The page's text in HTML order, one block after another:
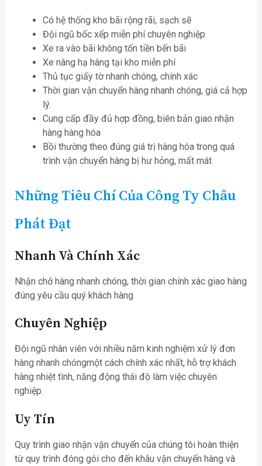
Có hệ thống kho bãi rộng rãi, sạch sẽ
Đội ngũ bốc xếp miễn phí chuyên nghiệp
Xe ra vào bãi không tốn tiền bến bãi
Xe nâng hạ hàng tại kho miễn phí
Thủ tục giấy tờ nhanh chóng, chính xác
Thời gian vận chuyển hàng nhanh chóng, giá cả hợp
lý.
Cung cấp đầy đủ hợp đồng, biên bản giao nhận
hàng hàng hóa
Bồi thường theo đúng giá trị hàng hóa trong quá
trình vận chuyển hàng bị hư hỏng, mất mát
Những Tiêu Chí Của Công Ty Châu
Phát Đạt
Nhanh Và Chính Xác
Nhận chở hàng nhanh chóng, thời gian chính xác giao hàng
đúng yêu cầu quý khách hàng
Chuyên Nghiệp
Đội ngũ nhân viên với nhiều năm kinh nghiệm xử lý đơn
hàng nhanh chóngmột cách chính xác nhất, hỗ trợ khách
hàng nhiệt tình, năng động thái độ làm việc chuyên
nghiệp.
Uy Tín
Quy trình giao nhận vận chuyển của chúng tôi hoàn thiện
từ quy trình đóng gói cho đến khâu vận chuyển hàng và